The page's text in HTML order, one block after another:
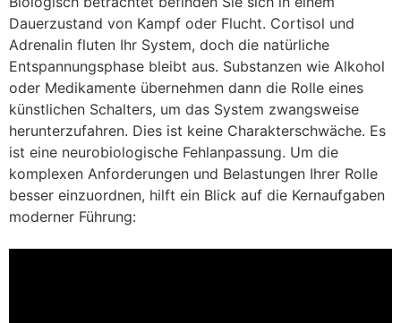
Dauerzustand von Kampf oder Flucht. Cortisol und
Adrenalin fluten Ihr System, doch die natürliche
Entspannungsphase bleibt aus. Substanzen wie Alkohol
oder Medikamente übernehmen dann die Rolle eines
künstlichen Schalters, um das System zwangsweise
herunterzufahren. Dies ist keine Charakterschwäche. Es
ist eine neurobiologische Fehlanpassung. Um die
komplexen Anforderungen und Belastungen Ihrer Rolle
besser einzuordnen, hilft ein Blick auf die Kernaufgaben
moderner Führung: